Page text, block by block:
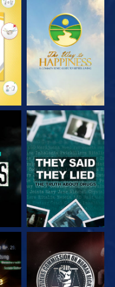
ANSEHEN
ANSEHEN
ANSEHEN